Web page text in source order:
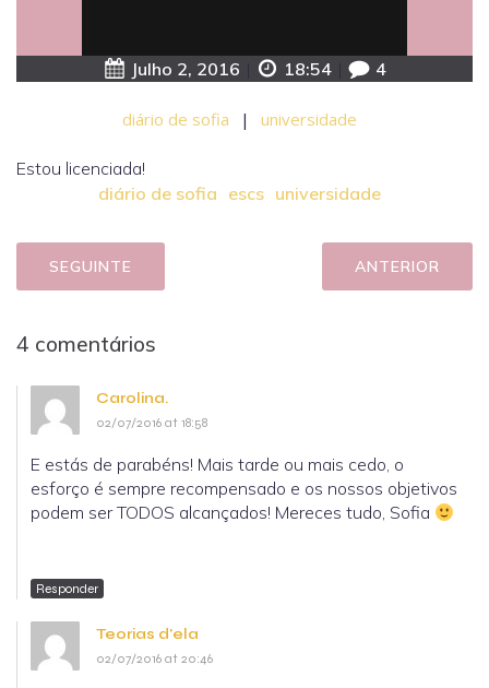
Julho 2, 2016 18:54 4
diário de sofia | universidade
Estou licenciada!
diário de sofia escs universidade
SEGUINTE ANTERIOR
4 comentários
Carolina.
02/07/2016 at 18:58
E estás de parabéns! Mais tarde ou mais cedo, o
esforço é sempre recompensado e os nossos objetivos
podem ser TODOS alcançados! Mereces tudo, Sofia
Responder
Teorias d'ela
02/07/2016 at 20:46